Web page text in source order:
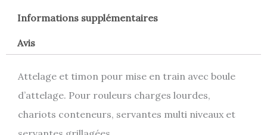
Informations supplémentaires
Avis
Attelage et timon pour mise en train avec boule
d’attelage. Pour rouleurs charges lourdes,
chariots conteneurs, servantes multi niveaux et